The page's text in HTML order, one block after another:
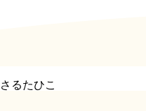
さるたひこ